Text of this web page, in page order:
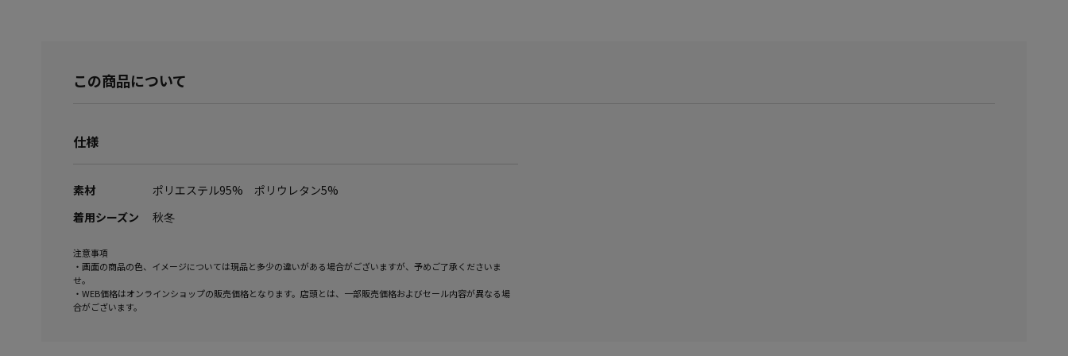
この商品について
仕様
素材
ポリエステル95% ポリウレタン5%
着用シーズン
秋冬
注意事項
・画面の商品の色、イメージについては現品と多少の違いがある場合がございますが、予めご了承くださいま
せ。
・WEB価格はオンラインショップの販売価格となります。店頭とは、一部販売価格およびセール内容が異なる場
合がございます。